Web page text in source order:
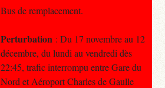
Bus de remplacement.
Perturbation : Du 17 novembre au 12
décembre, du lundi au vendredi dès
22:45, trafic interrompu entre Gare du
Nord et Aéroport Charles de Gaulle